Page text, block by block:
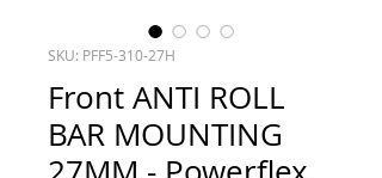
SKU: PFF5-310-27H
Front ANTI ROLL
BAR MOUNTING